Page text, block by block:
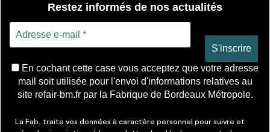
Restez informés de nos actualités
En cochant cette case vous acceptez que votre adresse
mail soit utilisée pour l'envoi d'informations relatives au
site refair-bm.fr par la Fabrique de Bordeaux Métropole.
La Fab, traite vos données à caractère personnel pour suivre et